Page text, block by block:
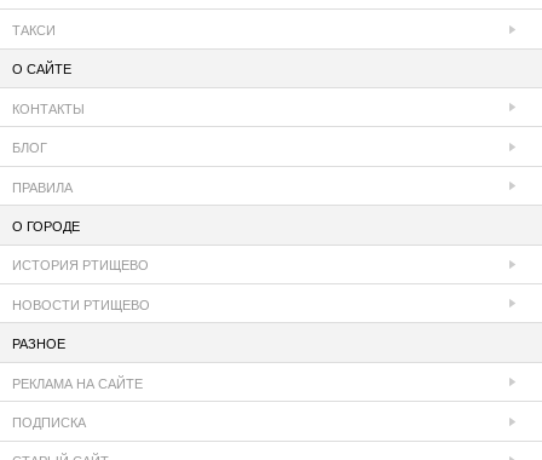
ТАКСИ
О САЙТЕ
КОНТАКТЫ
БЛОГ
ПРАВИЛА
О ГОРОДЕ
ИСТОРИЯ РТИЩЕВО
НОВОСТИ РТИЩЕВО
РАЗНОЕ
РЕКЛАМА НА САЙТЕ
ПОДПИСКА